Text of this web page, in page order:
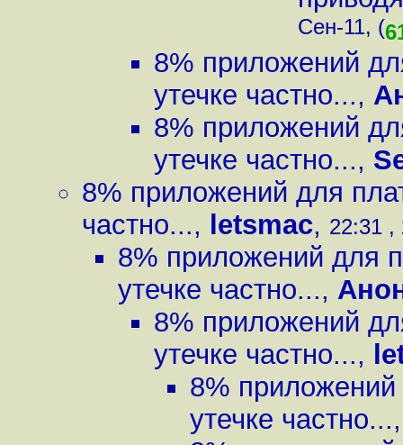
Сен-11, (
8% приложений
утечке частно...,
8% приложений
утечке частно...,
8% приложений для
частно..., letsmac, 22:31 ,
8% приложений для
утечке частно...,
8% приложений
утечке частно...,
8%
утечке частно...